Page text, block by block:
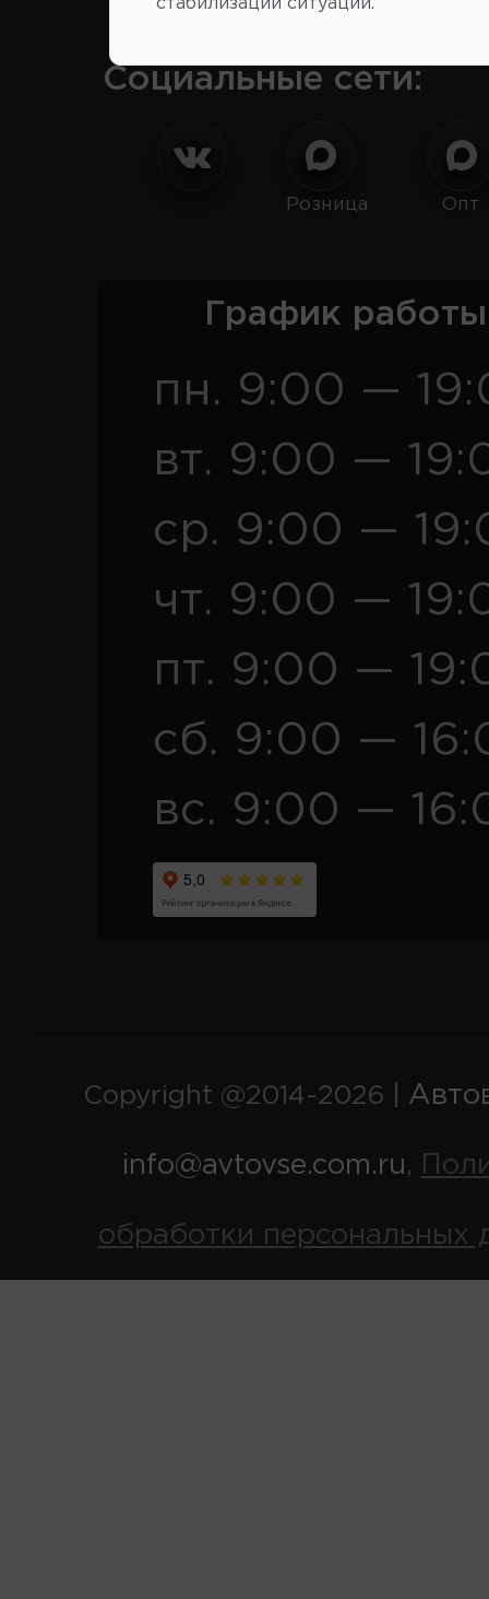
Социальные сети:
Розница Опт
График
пн. 9:00 —
вт. 9:00 —
ср. 9:00 —
чт. 9:00 —
пт. 9:00 —
сб. 9:00 —
вс. 9:00 —
Copyright @2014-2026 |
info@avtovse.com.ru,
обработки персональных
стабилизации ситуации.